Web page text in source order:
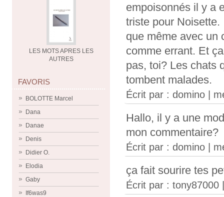
LES MOTS APRES LES
AUTRES
FAVORIS
BOLOTTE Marcel
Dana
Danae
Denis
Didier O.
Elodia
Gaby
If6was9
empoisonnés il y a
triste pour
que même avec un
comme errant. Et
pas, toi? Les chats
tombent malades.
Écrit par : domino |
Hallo, il y a une
mon commentaire?
Écrit par : domino |
ça fait sourire tes
Écrit par : tony87000